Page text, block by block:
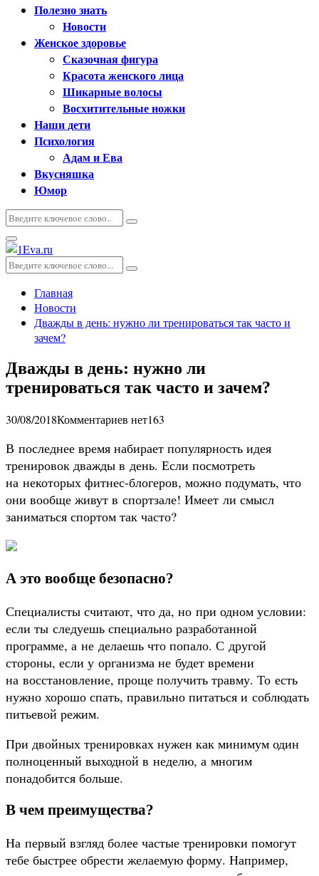
Полезно знать
Новости
Женское здоровье
Сказочная фигура
Красота женского лица
Шикарные волосы
Восхитительные ножки
Наши дети
Психология
Адам и Ева
Вкусняшка
Юмор
Искать:
Поиск
Основное
меню
Искать:
Поиск
Главная
Новости
Дважды в день: нужно ли тренироваться так часто и
зачем?
Дважды в день: нужно ли
тренироваться так часто и зачем?
30/08/2018Комментариев нет163
В последнее время набирает популярность идея
тренировок дважды в день. Если посмотреть
на некоторых фитнес-блогеров, можно подумать, что
они вообще живут в спортзале! Имеет ли смысл
заниматься спортом так часто?
А это вообще безопасно?
Специалисты считают, что да, но при одном условии:
если ты следуешь специально разработанной
программе, а не делаешь что попало. С другой
стороны, если у организма не будет времени
на восстановление, проще получить травму. То есть
нужно хорошо спать, правильно питаться и соблюдать
питьевой режим.
При двойных тренировках нужен как минимум один
полноценный выходной в неделю, а многим
понадобится больше.
В чем преимущества?
На первый взгляд более частые тренировки помогут
тебе быстрее обрести желаемую форму. Например,